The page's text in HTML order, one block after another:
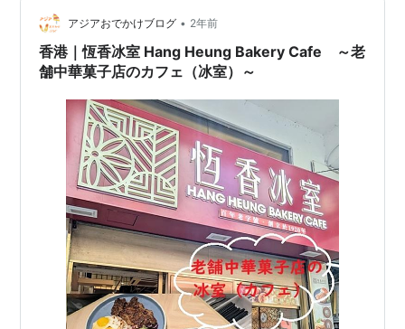
アジアおでかけブログ • 2年前
香港｜恆香冰室 Hang Heung Bakery Cafe ～老
舗中華菓子店のカフェ（冰室）～